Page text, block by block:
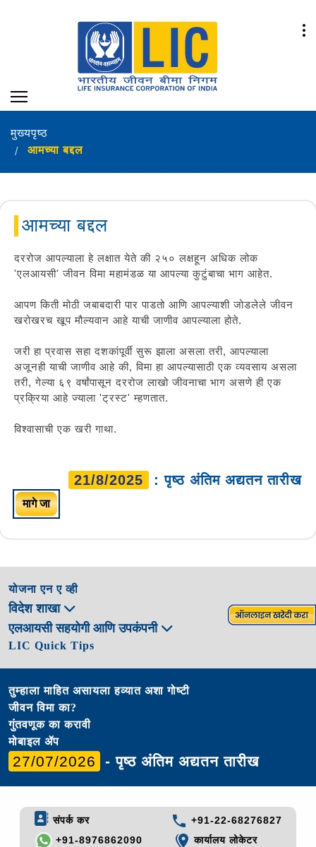
मुख्यपृष्ठ
आमच्या बद्दल
आमच्या बद्दल
दररोज आपल्याला हे लक्षात येते की २५० लक्षहून अधिक लोक
'एलआयसी' जीवन विमा महामंडळ या आपल्या कुटुंबाचा भाग आहेत.
आपण किती मोठी जबाबदारी पार पाडतो आणि आपल्याशी जोडलेले जीवन
खरोखरच खूप मौल्यवान आहे याची जाणीव आपल्याला होते.
जरी हा प्रवास सहा दशकांपूर्वी सुरू झाला असला तरी, आपल्याला
अजूनही याची जाणीव आहे की, विमा हा आपल्यासाठी एक व्यवसाय असला
तरी, गेल्या ६९ वर्षांपासून दररोज लाखो जीवनाचा भाग असणे ही एक
प्रक्रिया आहे ज्याला 'ट्रस्ट' म्हणतात.
विश्वासाची एक खरी गाथा.
21/8/2025 : पृष्ठ अंतिम अद्यतन तारीख
मागे जा
योजना एन ए व्ही
विदेश शाखा
एलआयसी सहयोगी आणि उपकंपनी
LIC Quick Tips
तुम्हाला माहित असायला हव्यात अशा गोष्टी
जीवन विमा का?
गुंतवणूक का करावी
मोबाइल ॲप
27/07/2026 - पृष्ठ अंतिम अद्यतन तारीख
संपर्क कर
+91-22-68276827
+91-8976862090
कार्यालय लोकेटर